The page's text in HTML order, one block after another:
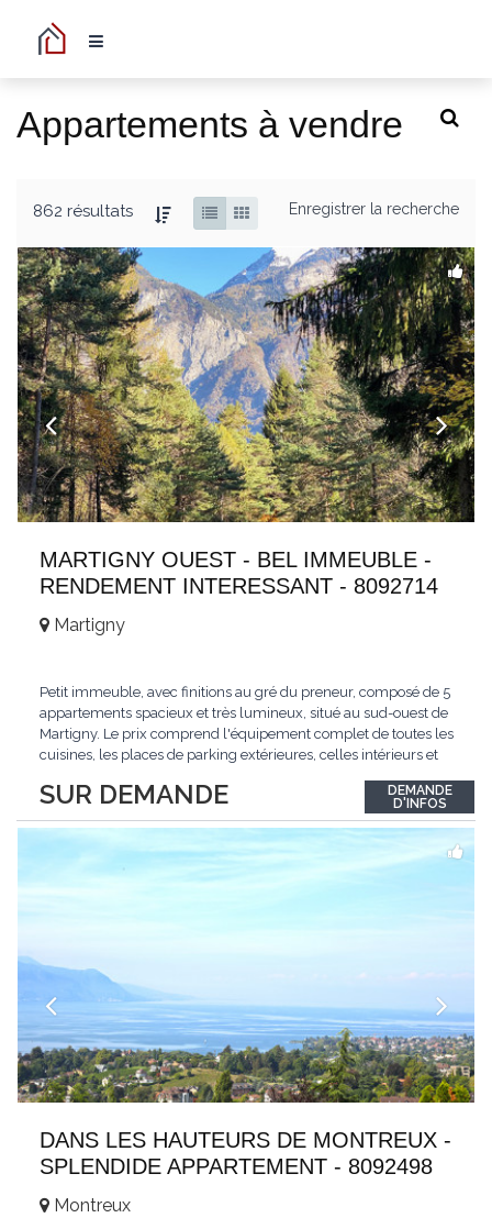
Appartements à vendre
862 résultats Enregistrer la recherche
MARTIGNY OUEST - BEL IMMEUBLE -
RENDEMENT INTERESSANT - 8092714
SUR DEMANDE
Martigny
Petit immeuble, avec finitions au gré du preneur, composé de 5
appartements spacieux et très lumineux, situé au sud-ouest de
Martigny. Le prix comprend l'équipement complet de toutes les
cuisines, les places de parking extérieures, celles intérieurs et
opportunité exclusive avec un rendement intéressant. Plus
d'informations...
DEMANDE
D'INFOS
DANS LES HAUTEURS DE MONTREUX -
SPLENDIDE APPARTEMENT - 8092498
Montreux